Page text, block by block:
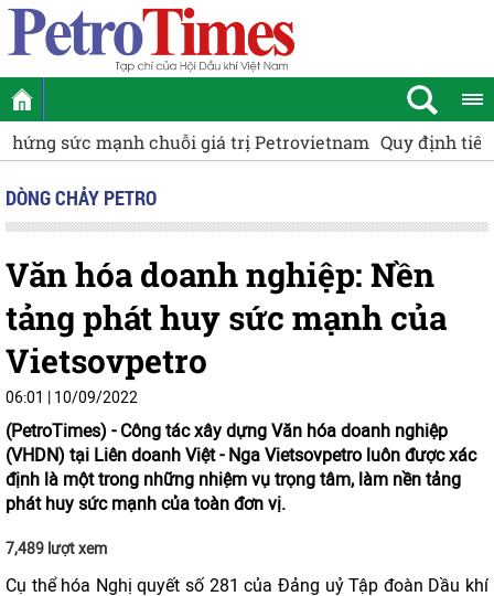
Quy định tiêu chí phân loại doanh nghiệp nhà nước để
DÒNG CHẢY PETRO
Văn hóa doanh nghiệp: Nền
tảng phát huy sức mạnh của
Vietsovpetro
06:01 | 10/09/2022
(PetroTimes) - Công tác xây dựng Văn hóa doanh nghiệp
(VHDN) tại Liên doanh Việt - Nga Vietsovpetro luôn được xác
định là một trong những nhiệm vụ trọng tâm, làm nền tảng
phát huy sức mạnh của toàn đơn vị.
7,489 lượt xem
Cụ thể hóa Nghị quyết số 281 của Đảng uỷ Tập đoàn Dầu khí